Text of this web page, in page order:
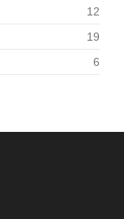
12
19
6